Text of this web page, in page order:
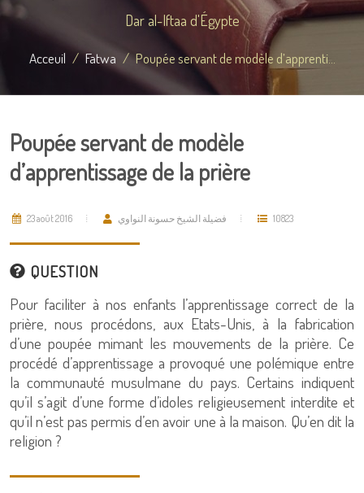
Dar al-Iftaa d'Égypte
Acceuil Fatwa Poupée servant de modèle d’apprenti...
Poupée servant de modèle
d’apprentissage de la prière
23 août 2016 فضيلة الشيخ حسونة النواوي 10823
QUESTION
Pour faciliter à nos enfants l’apprentissage correct de la
prière, nous procédons, aux Etats-Unis, à la fabrication
d’une poupée mimant les mouvements de la prière. Ce
procédé d’apprentissage a provoqué une polémique entre
la communauté musulmane du pays. Certains indiquent
qu’il s’agit d’une forme d’idoles religieusement interdite et
qu’il n’est pas permis d’en avoir une à la maison. Qu’en dit la
religion ?